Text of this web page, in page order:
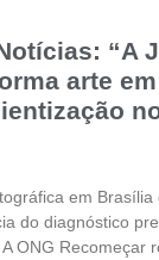
“A
arte em
em Brasília
do diagnóstico
ONG Recomeçar